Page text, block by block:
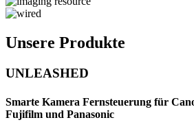
Unsere Produkte
UNLEASHED
Smarte Kamera Fernsteuerung für
Fujifilm und Panasonic